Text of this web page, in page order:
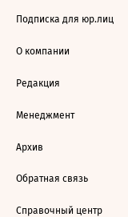
Подписка для юр.лиц
О компании
Редакция
Менеджмент
Архив
Обратная связь
Справочный центр